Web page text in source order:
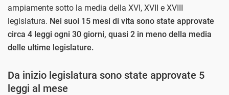
ampiamente sotto la media della XVI, XVII e XVIII
legislatura. Nei suoi 15 mesi di vita sono state approvate
circa 4 leggi ogni 30 giorni, quasi 2 in meno della media
delle ultime legislature.
Da inizio legislatura sono state approvate 5
leggi al mese